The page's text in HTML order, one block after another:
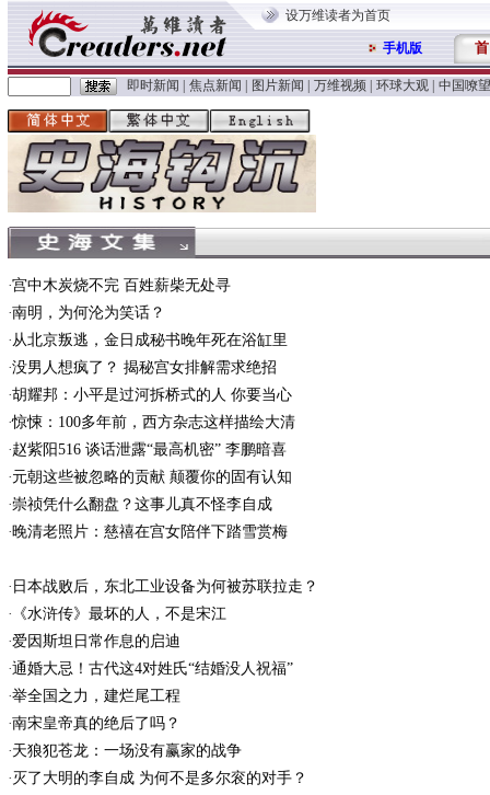
设万维读者为首页
手机版 首
即时新闻 焦点新闻 图片新闻 万维视频 环球大观 中国嘹望
宫中木炭烧不完 百姓薪柴无处寻
南明，为何沦为笑话？
从北京叛逃，金日成秘书晚年死在浴缸里
没男人想疯了？ 揭秘宫女排解需求绝招
胡耀邦：小平是过河拆桥式的人 你要当心
惊悚：100多年前，西方杂志这样描绘大清
赵紫阳516 谈话泄露“最高机密” 李鹏暗喜
元朝这些被忽略的贡献 颠覆你的固有认知
崇祯凭什么翻盘？这事儿真不怪李自成
晚清老照片：慈禧在宫女陪伴下踏雪赏梅
日本战败后，东北工业设备为何被苏联拉走？
《水浒传》最坏的人，不是宋江
爱因斯坦日常作息的启迪
通婚大忌！古代这4对姓氏“结婚没人祝福”
举全国之力，建烂尾工程
南宋皇帝真的绝后了吗？
天狼犯苍龙：一场没有赢家的战争
灭了大明的李自成 为何不是多尔衮的对手？